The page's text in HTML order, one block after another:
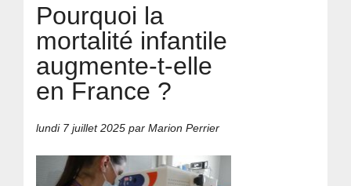
Pourquoi la
mortalité infantile
augmente-t-elle
en France ?
lundi 7 juillet 2025 par Marion Perrier